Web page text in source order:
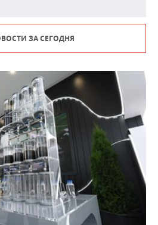
ЗА СЕГОДНЯ